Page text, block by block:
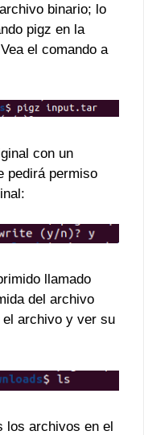
binario; lo
pigz en la
el comando a
con un
pedirá permiso
llamado
del archivo
el archivo y ver su
los archivos en el